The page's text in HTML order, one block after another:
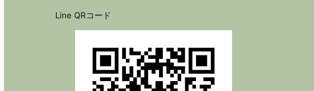
Line QRコード